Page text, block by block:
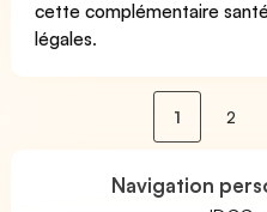
cette complémentaire
légales.
1 2
Navigation